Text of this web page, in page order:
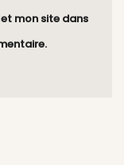
mon site dans